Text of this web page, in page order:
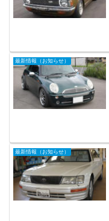
最新情報（お知らせ）
最新情報（お知らせ）